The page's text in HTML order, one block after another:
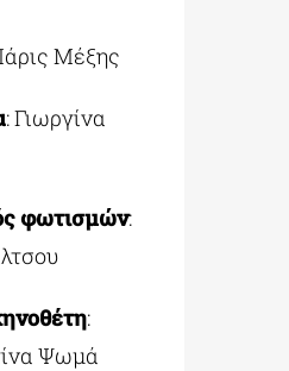
Μέξης
: Γιωργίνα
φωτισμών:
:
Ψωμά